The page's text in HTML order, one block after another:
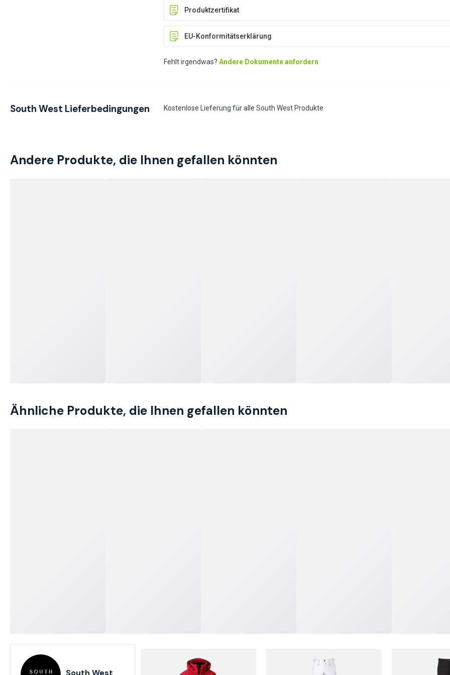
Produktzertifikat
EU-Konformitätserklärung
Fehlt irgendwas? Andere Dokumente anfordern
South West Lieferbedingungen Kostenlose Lieferung für alle South West Produkte
Andere Produkte, die Ihnen gefallen könnten
Ähnliche Produkte, die Ihnen gefallen könnten